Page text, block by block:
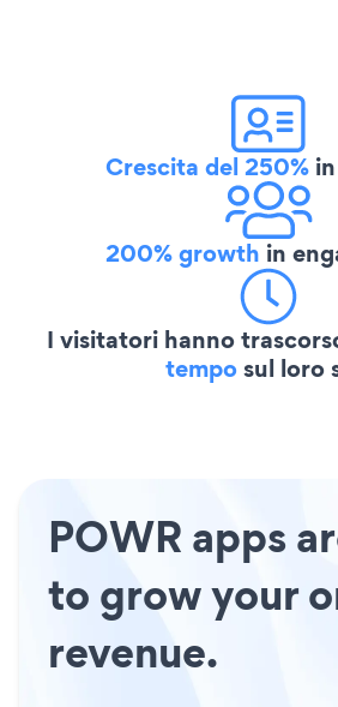
Crescita del 250%
200% growth in
I visitatori hanno
temposul loro
POWR apps
to grow your
revenue.